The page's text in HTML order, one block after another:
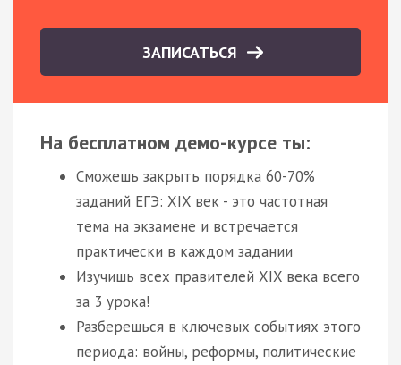
ЗАПИСАТЬСЯ
На бесплатном демо-курсе ты:
Сможешь закрыть порядка 60-70%
заданий ЕГЭ: XIX век - это частотная
тема на экзамене и встречается
практически в каждом задании
Изучишь всех правителей XIX века всего
за 3 урока!
Разберешься в ключевых событиях этого
периода: войны, реформы, политические